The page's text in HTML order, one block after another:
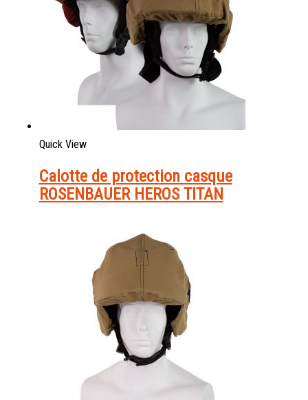
Quick View
Calotte de protection casque
ROSENBAUER HEROS TITAN